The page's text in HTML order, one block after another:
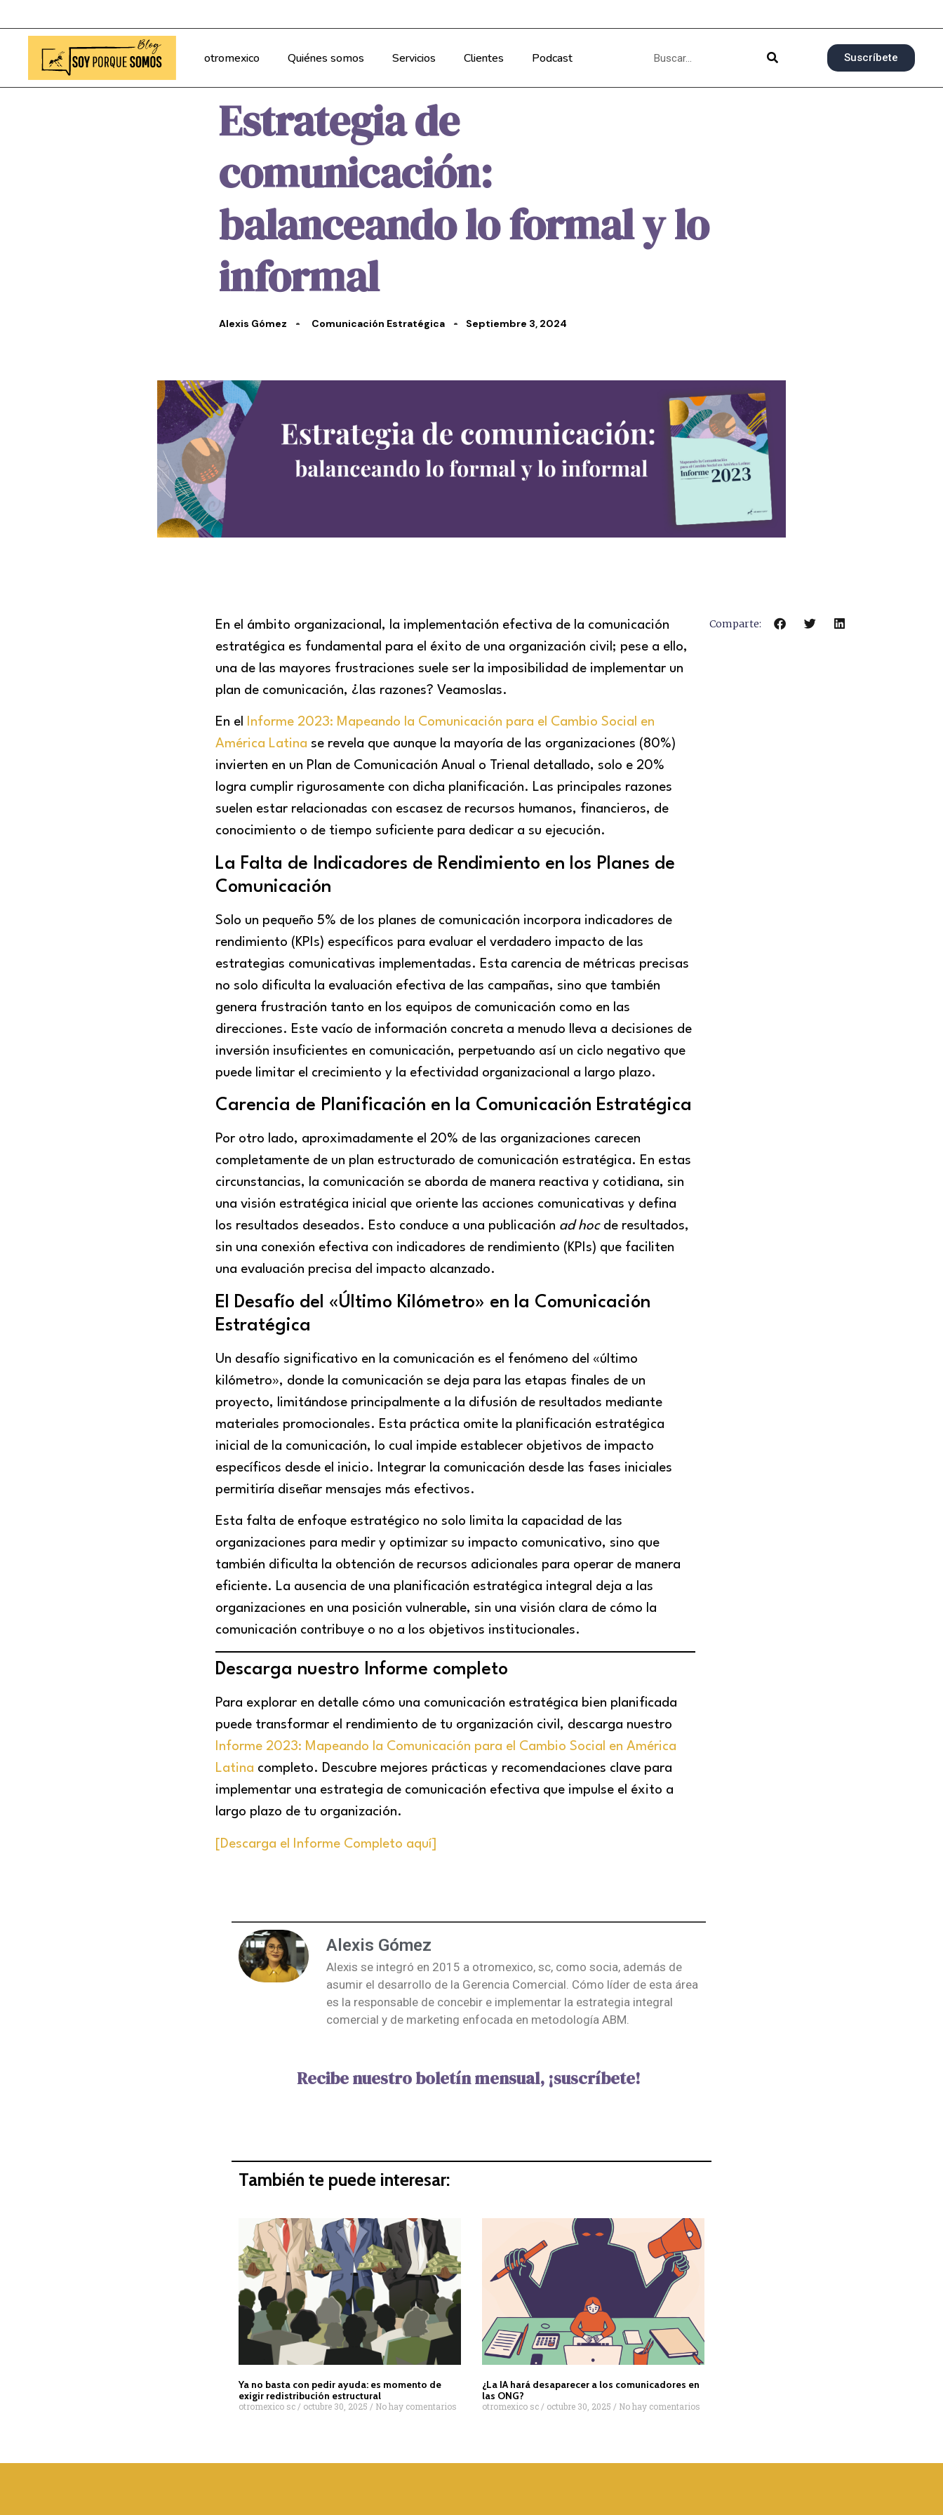
otromexico Quiénes somos Servicios Clientes Podcast Suscríbete
Estrategia de
comunicación:
balanceando lo formal y lo
informal
Alexis Gómez Comunicación Estratégica Septiembre 3, 2024
En el ámbito organizacional, la implementación efectiva de la comunicación
estratégica es fundamental para el éxito de una organización civil; pese a ello,
una de las mayores frustraciones suele ser la imposibilidad de implementar un
plan de comunicación, ¿las razones? Veamoslas.
En el Informe 2023: Mapeando la Comunicación para el Cambio Social en
América Latina se revela que aunque la mayoría de las organizaciones (80%)
invierten en un Plan de Comunicación Anual o Trienal detallado, solo e 20%
logra cumplir rigurosamente con dicha planificación. Las principales razones
suelen estar relacionadas con escasez de recursos humanos, financieros, de
conocimiento o de tiempo suficiente para dedicar a su ejecución.
La Falta de Indicadores de Rendimiento en los Planes de
Comunicación
Solo un pequeño 5% de los planes de comunicación incorpora indicadores de
rendimiento (KPIs) específicos para evaluar el verdadero impacto de las
estrategias comunicativas implementadas. Esta carencia de métricas precisas
no solo dificulta la evaluación efectiva de las campañas, sino que también
genera frustración tanto en los equipos de comunicación como en las
direcciones. Este vacío de información concreta a menudo lleva a decisiones de
inversión insuficientes en comunicación, perpetuando así un ciclo negativo que
puede limitar el crecimiento y la efectividad organizacional a largo plazo.
Carencia de Planificación en la Comunicación Estratégica
Por otro lado, aproximadamente el 20% de las organizaciones carecen
completamente de un plan estructurado de comunicación estratégica. En estas
circunstancias, la comunicación se aborda de manera reactiva y cotidiana, sin
una visión estratégica inicial que oriente las acciones comunicativas y defina
los resultados deseados. Esto conduce a una publicación ad hocde resultados,
sin una conexión efectiva con indicadores de rendimiento (KPIs) que faciliten
una evaluación precisa del impacto alcanzado.
El Desafío del «Último Kilómetro» en la Comunicación
Estratégica
Un desafío significativo en la comunicación es el fenómeno del «último
kilómetro», donde la comunicación se deja para las etapas finales de un
proyecto, limitándose principalmente a la difusión de resultados mediante
materiales promocionales. Esta práctica omite la planificación estratégica
inicial de la comunicación, lo cual impide establecer objetivos de impacto
específicos desde el inicio. Integrar la comunicación desde las fases iniciales
permitiría diseñar mensajes más efectivos.
Esta falta de enfoque estratégico no solo limita la capacidad de las
organizaciones para medir y optimizar su impacto comunicativo, sino que
también dificulta la obtención de recursos adicionales para operar de manera
eficiente. La ausencia de una planificación estratégica integral deja a las
organizaciones en una posición vulnerable, sin una visión clara de cómo la
comunicación contribuye o no a los objetivos institucionales.
Descarga nuestro Informe completo
Para explorar en detalle cómo una comunicación estratégica bien planificada
puede transformar el rendimiento de tu organización civil, descarga nuestro
Informe 2023: Mapeando la Comunicación para el Cambio Social en América
Latina completo. Descubre mejores prácticas y recomendaciones clave para
implementar una estrategia de comunicación efectiva que impulse el éxito a
largo plazo de tu organización.
[Descarga el Informe Completo aquí]
Comparte:
Alexis Gómez
Alexis se integró en 2015 a otromexico, sc, como socia, además de
asumir el desarrollo de la Gerencia Comercial. Cómo líder de esta área
es la responsable de concebir e implementar la estrategia integral
comercial y de marketing enfocada en metodología ABM.
Recibe nuestro boletín mensual, ¡suscríbete!
También te puede interesar:
Ya no basta con pedir ayuda: es momento de
exigir redistribución estructural
otromexico sc octubre 30, 2025 No hay comentarios
¿La IA hará desaparecer a los comunicadores en
las ONG?
otromexico sc octubre 30, 2025 No hay comentarios